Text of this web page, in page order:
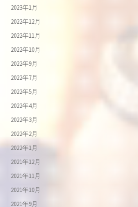
2023年1月
2022年12月
2022年11月
2022年10月
2022年9月
2022年7月
2022年5月
2022年4月
2022年3月
2022年2月
2022年1月
2021年12月
2021年11月
2021年10月
2021年9月